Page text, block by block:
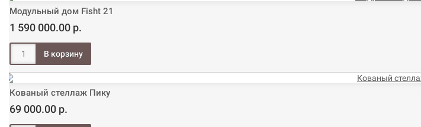
Модульный дом Fisht 21
1 590 000.00 р.
Кованый стеллаж Пику
69 000.00 р.